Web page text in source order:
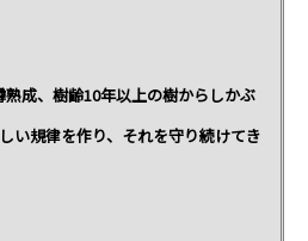
成、樹齢10年以上の樹からしかぶ
い規律を作り、それを守り続けてき